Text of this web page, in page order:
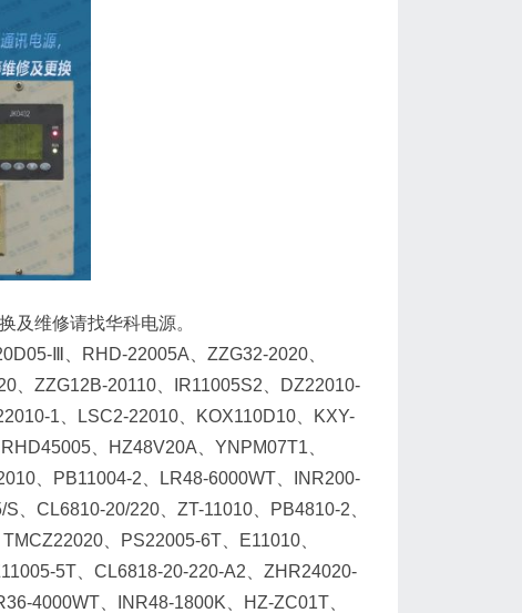
及维修请找华科电源。
Ⅲ、RHD-22005A、ZZG32-2020、
、ZZG12B-20110、IR11005S2、DZ22010-
1、LSC2-22010、KOX110D10、KXY-
、HZ48V20A、YNPM07T1、
、PB11004-2、LR48-6000WT、INR200-
、CL6810-20/220、ZT-11010、PB4810-2、
、PS22005-6T、E11010、
5T、CL6818-20-220-A2、ZHR24020-
4000WT、INR48-1800K、HZ-ZC01T、